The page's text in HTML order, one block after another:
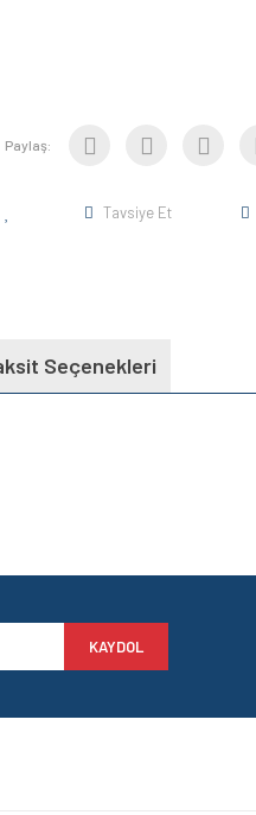
Paylaş:
Tavsiye Et
Seçenekleri
KAYDOL